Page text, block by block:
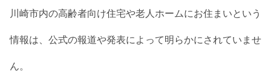
川崎市内の高齢者向け住宅や老人ホームにお住まいという
情報は、公式の報道や発表によって明らかにされていませ
ん。